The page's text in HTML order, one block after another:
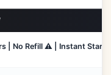
| No Refill ⚠️ | Instant Start |